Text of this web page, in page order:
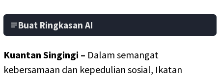
Buat Ringkasan AI
Kuantan Singingi – Dalam semangat
kebersamaan dan kepedulian sosial, Ikatan